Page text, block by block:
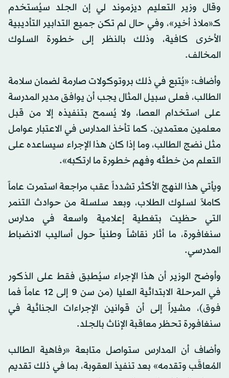
وقال وزير التعليم ديزموند لي إن الجلد سيُستخدم
كـ«ملاذ أخير»، وفي حال لم تكن جميع التدابير التأديبية
الأخرى كافية، وذلك بالنظر إلى خطورة السلوك
المخالف.
وأضاف: «يُتبع في ذلك بروتوكولات صارمة لضمان سلامة
الطالب، فعلى سبيل المثال يجب أن يوافق مدير المدرسة
على استخدام العصا، ولا يُسمح بتنفيذه إلا من قبل
معلمين معتمدين. كما تأخذ المدارس في الاعتبار عوامل
مثل نضج الطالب، وما إذا كان هذا الإجراء سيساعده على
التعلم من خطئه وفهم خطورة ما ارتكبه».
ويأتي هذا النهج الأكثر تشدداً عقب مراجعة استمرت عاماً
كاملاً لسلوك الطلاب، وبعد سلسلة من حوادث التنمر
التي حظيت بتغطية إعلامية واسعة في مدارس
سنغافورة، ما أثار نقاشاً وطنياً حول أساليب الانضباط
المدرسي.
وأوضح الوزير أن هذا الإجراء سيُطبق فقط على الذكور
في المرحلة الابتدائية العليا (من سن 9 إلى 12 عاماً فما
فوق)، مشيراً إلى أن قوانين الإجراءات الجنائية في
سنغافورة تحظر معاقبة الإناث بالجلد.
وأضاف أن المدارس ستواصل متابعة «رفاهية الطالب
المُعاقَب وتقدمه» بعد تنفيذ العقوبة، بما في ذلك تقديم